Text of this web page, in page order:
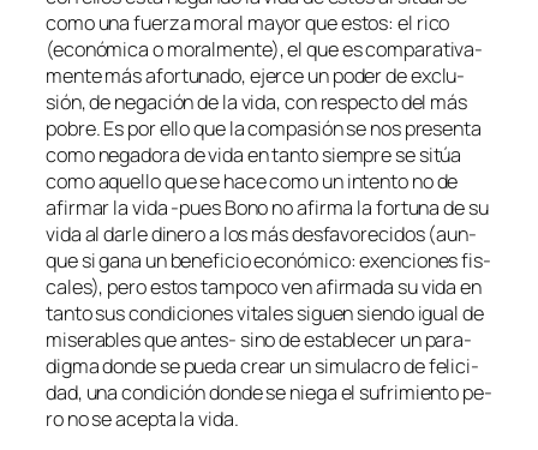
co­mo una fuer­za mo­ral ma­yor que es­tos: el ri­co
(eco­nó­mi­ca o mo­ral­men­te), el que es com­pa­ra­ti­va­
men­te más afor­tu­na­do, ejer­ce un po­der de ex­clu­
sión, de ne­ga­ción de la vi­da, con res­pec­to del más
po­bre. Es por ello que la com­pa­sión se nos pre­sen­ta
co­mo ne­ga­do­ra de vi­da en tan­to siem­pre se si­túa
co­mo aque­llo que se ha­ce co­mo un in­ten­to no de
afir­mar la vi­da ‑pues Bono no afir­ma la for­tu­na de su
vi­da al dar­le di­ne­ro a los más des­fa­vo­re­ci­dos (aun­
que si ga­na un be­ne­fi­cio eco­nó­mi­co: exen­cio­nes fis­
ca­les), pe­ro es­tos tam­po­co ven afir­ma­da su vi­da en
tan­to sus con­di­cio­nes vi­ta­les si­guen sien­do igual de
mi­se­ra­bles que antes- sino de es­ta­ble­cer un pa­ra­
dig­ma don­de se pue­da crear un si­mu­la­cro de fe­li­ci­
dad, una con­di­ción don­de se nie­ga el su­fri­mien­to pe­
ro no se acep­ta la vida.